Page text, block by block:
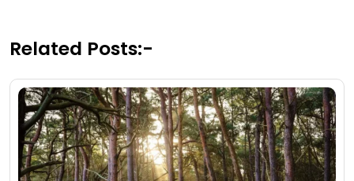
Related Posts:-